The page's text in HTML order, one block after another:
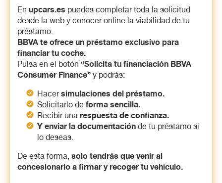
En upcars.es puedes completar toda la solicitud
desde la web y conocer online la viabilidad de tu
préstamo.
BBVA te ofrece un préstamo exclusivo para
financiar tu coche.
Pulsa en el botón “Solicita tu financiación BBVA
Consumer Finance”y podrás:
Hacersimulaciones del préstamo.
Solicitarlo de forma sencilla.
Recibir una respuesta de confianza.
Y enviar la documentación de tu préstamo si
lo deseas.
De esta forma, solo tendrás que venir al
concesionario a firmar y recoger tu vehículo.